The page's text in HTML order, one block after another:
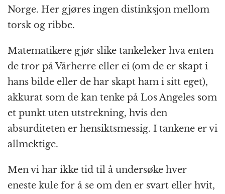
Norge. Her gjøres ingen distinksjon mellom
torsk og ribbe.
Matematikere gjør slike tankeleker hva enten
de tror på Vårherre eller ei (om de er skapt i
hans bilde eller de har skapt ham i sitt eget),
akkurat som de kan tenke på Los Angeles som
et punkt uten utstrekning, hvis den
absurditeten er hensiktsmessig. I tankene er vi
allmektige.
Men vi har ikke tid til å undersøke hver
eneste kule for å se om den er svart eller hvit,